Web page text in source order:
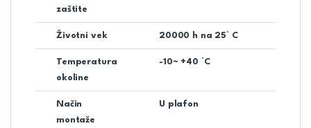
zaštite
Životni vek 20000 h na 25° C
Temperatura
okoline
-10~ +40 °C
Način
montaže
U plafon